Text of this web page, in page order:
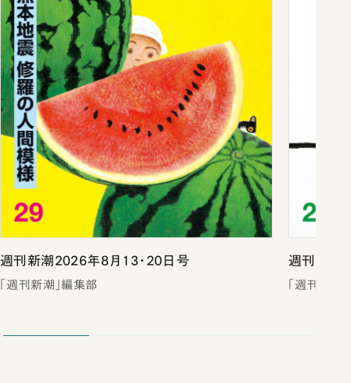
週刊新潮2026年8月13・20日号
「週刊新潮」編集部
週刊新潮
「週刊新潮